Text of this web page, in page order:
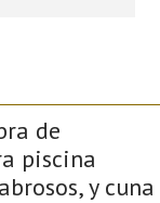
de
piscina
y cuna